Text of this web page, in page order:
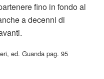
fino in fondo al
a decenni di
ed. Guanda pag. 95